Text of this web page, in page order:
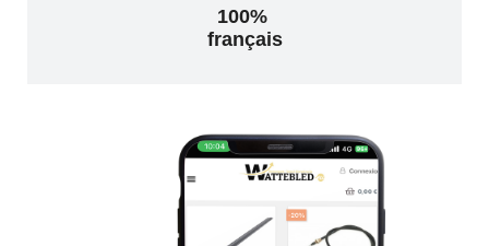
100%
français